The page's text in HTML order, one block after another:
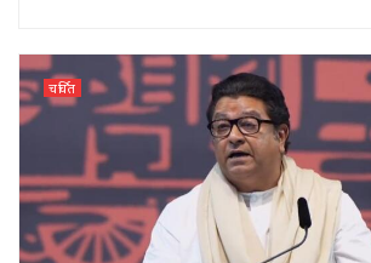
चर्चित